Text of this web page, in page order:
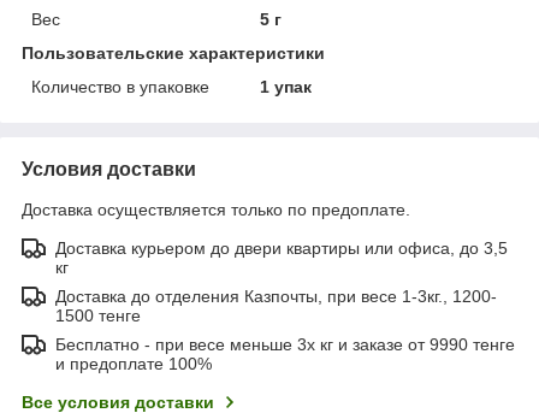
Вес
5 г
Пользовательские характеристики
Количество в упаковке
1 упак
Условия доставки
Доставка осуществляется только по предоплате.
Доставка курьером до двери квартиры или офиса, до 3,5
кг
Доставка до отделения Казпочты, при весе 1-3кг., 1200-
1500 тенге
Бесплатно - при весе меньше 3х кг и заказе от 9990 тенге
и предоплате 100%
Все условия доставки